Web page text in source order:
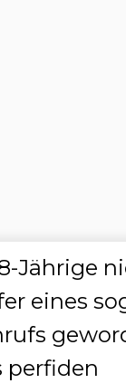
Jährige
eines
perfiden